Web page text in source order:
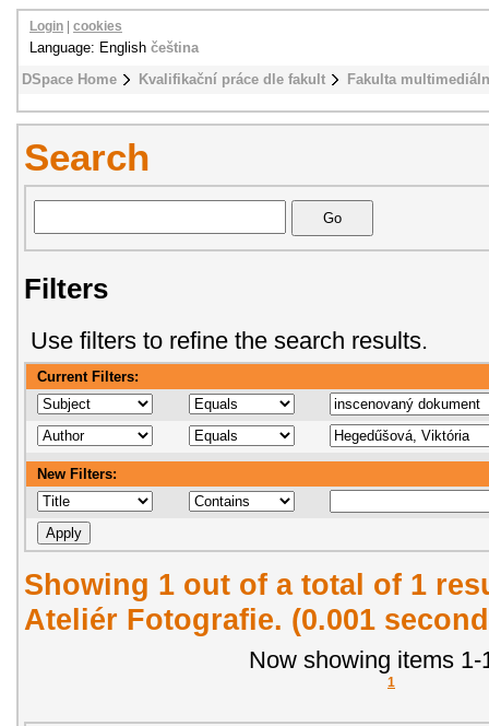
DSpace Home Kvalifikační práce dle fakult Fakulta
Login cookies
Language: English čeština
Search
Filters
Use filters to refine the search results.
Current Filters:
New Filters:
Showing 1 out of a total of 1
Ateliér Fotografie. (0.001
Now showing items 1-
1